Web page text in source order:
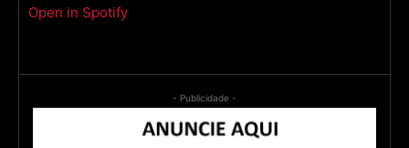
Open in Spotify
- Publicidade -